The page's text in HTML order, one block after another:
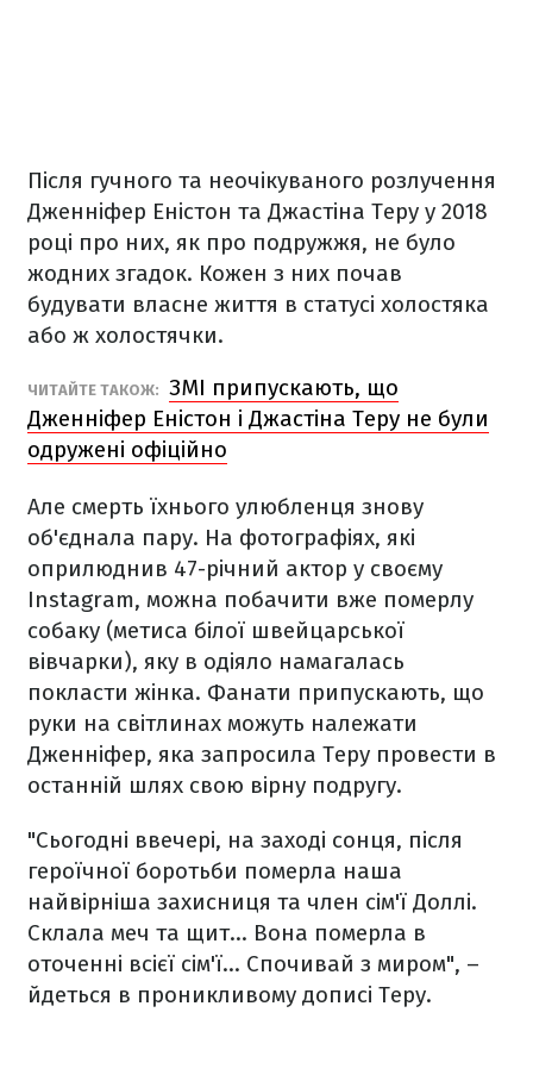
Після гучного та неочікуваного розлучення
Дженніфер Еністон та Джастіна Теру у 2018
році про них, як про подружжя, не було
жодних згадок. Кожен з них почав
будувати власне життя в статусі холостяка
або ж холостячки.
ЧИТАЙТЕ ТАКОЖ: ЗМІ припускають, що
Дженніфер Еністон і Джастіна Теру не були
одружені офіційно
Але смерть їхнього улюбленця знову
об'єднала пару. На фотографіях, які
оприлюднив 47-річний актор у своєму
Instagram, можна побачити вже померлу
собаку (метиса білої швейцарської
вівчарки), яку в одіяло намагалась
покласти жінка. Фанати припускають, що
руки на світлинах можуть належати
Дженніфер, яка запросила Теру провести в
останній шлях свою вірну подругу.
"Сьогодні ввечері, на заході сонця, після
героїчної боротьби померла наша
найвірніша захисниця та член сім'ї Доллі.
Склала меч та щит... Вона померла в
оточенні всієї сім'ї... Спочивай з миром", –
йдеться в проникливому дописі Теру.